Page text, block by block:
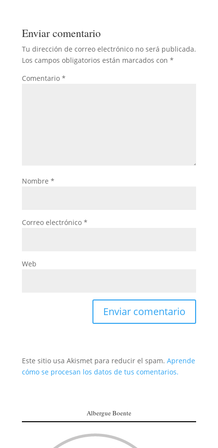
Enviar comentario
Tu dirección de correo electrónico no será publicada.
Los campos obligatorios están marcados con *
Comentario *
Nombre *
Correo electrónico *
Web
Este sitio usa Akismet para reducir el spam. Aprende
cómo se procesan los datos de tus comentarios.
Albergue Boente